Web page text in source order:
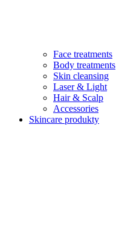
Face treatments
Body treatments
Skin cleansing
Laser & Light
Hair & Scalp
Accessories
Skincare produkty